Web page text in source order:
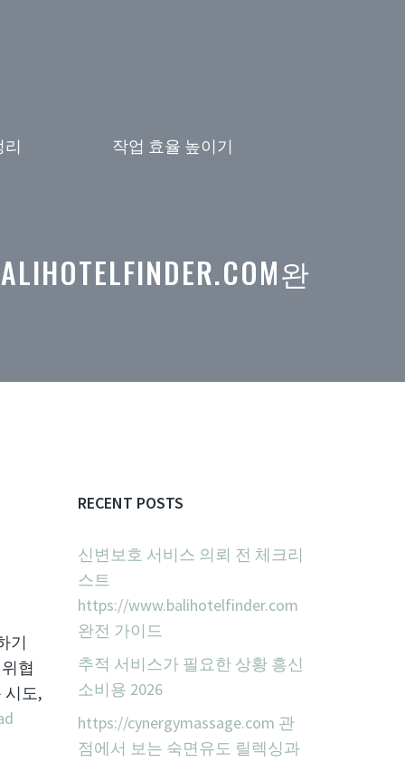
작업 효율 높이기
완
기
협
시도,
RECENT POSTS
신변보호 서비스 의뢰 전 체크리
스트
https://www.balihotelfinder.com
완전 가이드
추적 서비스가 필요한 상황 흥신
소비용 2026
https://cynergymassage.com 관
점에서 보는 숙면유도 릴렉싱과